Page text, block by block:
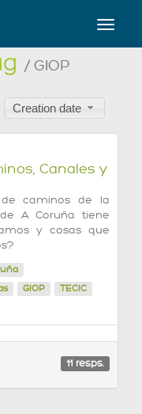
/ GIOP
Creation date
Canales y
caminos de la
A Coruña tiene
y cosas que
GIOP
TECIC
11 resps.